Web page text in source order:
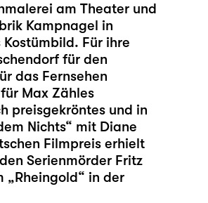
am Theater und
Kampnagel in
Für ihre
für den
das Fernsehen
Max Zähles
preisgekröntes und in
Nichts“ mit Diane
Filmpreis erhielt
Serienmörder Fritz
„Rheingold“ in der